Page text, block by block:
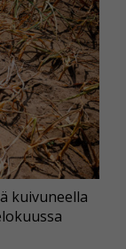
kuivuneella